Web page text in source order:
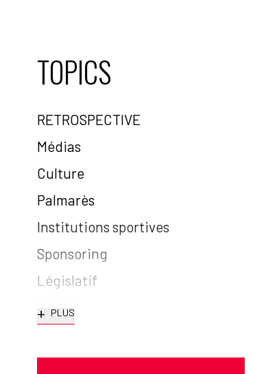
TOPICS
RETROSPECTIVE
Médias
Culture
Palmarès
Institutions sportives
Sponsoring
Législatif
+ PLUS